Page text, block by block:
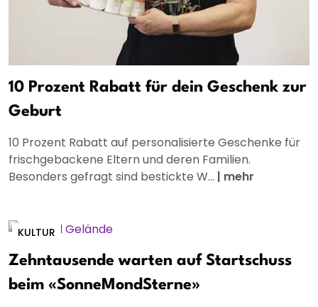
10 Prozent Rabatt für dein Geschenk zur
Geburt
10 Prozent Rabatt auf personalisierte Geschenke für
frischgebackene Eltern und deren Familien.
Besonders gefragt sind bestickte W... | mehr
KULTUR
Zehntausende warten auf Startschuss
beim «SonneMondSterne»